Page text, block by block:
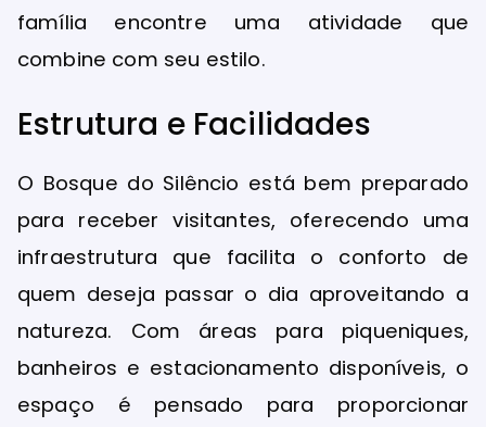
família encontre uma atividade que
combine com seu estilo.
Estrutura e Facilidades
O Bosque do Silêncio está bem preparado
para receber visitantes, oferecendo uma
infraestrutura que facilita o conforto de
quem deseja passar o dia aproveitando a
natureza. Com áreas para piqueniques,
banheiros e estacionamento disponíveis, o
espaço é pensado para proporcionar